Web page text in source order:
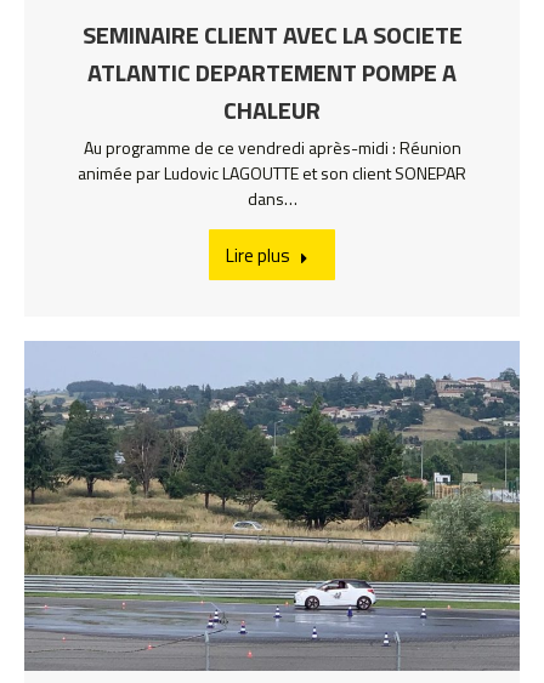
SEMINAIRE CLIENT AVEC LA SOCIETE
ATLANTIC DEPARTEMENT POMPE A
CHALEUR
Au programme de ce vendredi après-midi : Réunion
animée par Ludovic LAGOUTTE et son client SONEPAR
dans…
Lire plus